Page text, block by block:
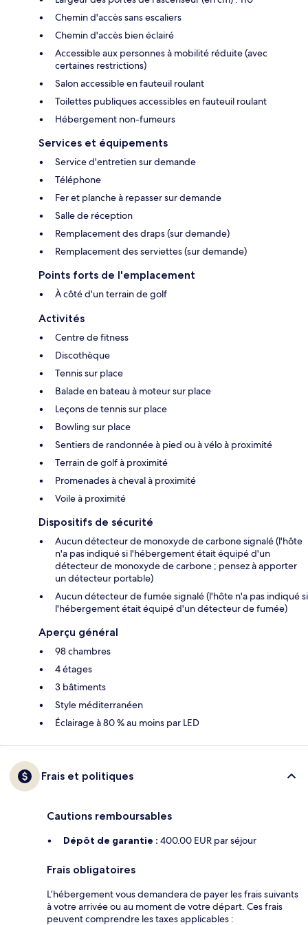
Chemin d'accès sans escaliers
Chemin d'accès bien éclairé
Accessible aux personnes à mobilité réduite (avec
certaines restrictions)
Salon accessible en fauteuil roulant
Toilettes publiques accessibles en fauteuil roulant
Hébergement non-fumeurs
Services et équipements
Service d'entretien sur demande
Téléphone
Fer et planche à repasser sur demande
Salle de réception
Remplacement des draps (sur demande)
Remplacement des serviettes (sur demande)
Points forts de l'emplacement
À côté d'un terrain de golf
Activités
Centre de fitness
Discothèque
Tennis sur place
Balade en bateau à moteur sur place
Leçons de tennis sur place
Bowling sur place
Sentiers de randonnée à pied ou à vélo à proximité
Terrain de golf à proximité
Promenades à cheval à proximité
Voile à proximité
Dispositifs de sécurité
Aucun détecteur de monoxyde de carbone signalé (l'hôte
n'a pas indiqué si l'hébergement était équipé d'un
détecteur de monoxyde de carbone ; pensez à apporter
un détecteur portable)
Aucun détecteur de fumée signalé (l'hôte n'a pas indiqué si
l'hébergement était équipé d'un détecteur de fumée)
Aperçu général
98 chambres
4 étages
3 bâtiments
Style méditerranéen
Éclairage à 80 % au moins par LED
Frais et politiques
Cautions remboursables
Dépôt de garantie : 400.00 EUR par séjour
Frais obligatoires
L’hébergement vous demandera de payer les frais suivants
à votre arrivée ou au moment de votre départ. Ces frais
peuvent comprendre les taxes applicables :